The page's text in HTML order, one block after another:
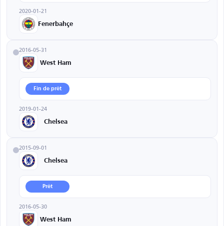
2020-01-21
Fenerbahçe
2016-05-31
West Ham
Fin de prêt
2019-01-24
Chelsea
2015-09-01
Chelsea
Prêt
2016-05-30
West Ham